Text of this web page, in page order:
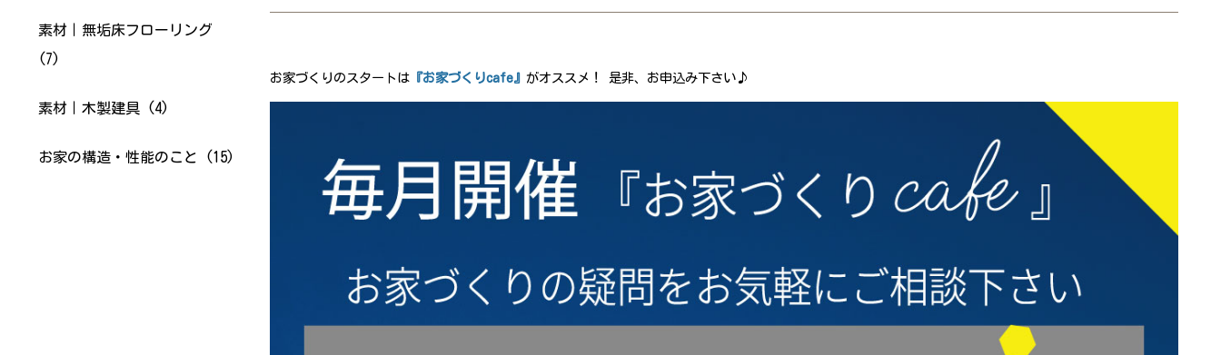
お家づくりの スタート は 『お家づくりcafe』 がオススメ！ 是非、お申込み下さい♪
素材｜無垢床フローリング
(7)
素材｜木製建具 (4)
お家の構造・性能のこと (15)